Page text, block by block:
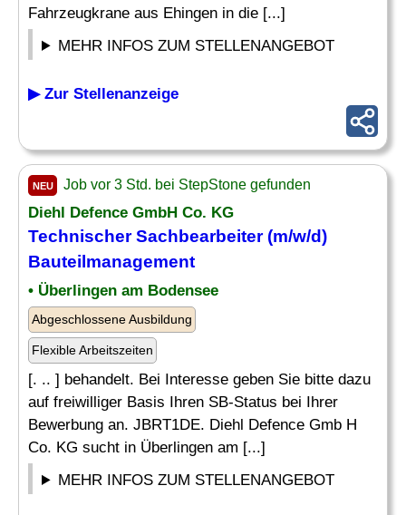
Fahrzeugkrane aus Ehingen in die [...]
MEHR INFOS ZUM STELLENANGEBOT
▶ Zur Stellenanzeige
NEU Job vor 3 Std. bei StepStone gefunden
Diehl Defence GmbH Co. KG
Technischer Sachbearbeiter(m/w/d)
Bauteilmanagement
• Überlingen am Bodensee
Abgeschlossene Ausbildung
Flexible Arbeitszeiten
[. .. ] behandelt. Bei Interesse geben Sie bitte dazu
auf freiwilliger Basis Ihren SB-Status bei Ihrer
Bewerbung an. JBRT1DE. Diehl Defence Gmb H
Co. KG sucht in Überlingen am [...]
MEHR INFOS ZUM STELLENANGEBOT